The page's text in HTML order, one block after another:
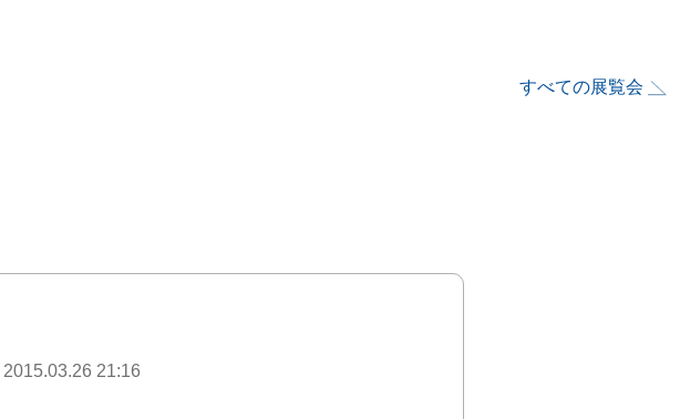
すべての展覧会
2015.03.26 21:16